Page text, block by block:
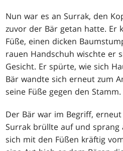
Nun war es an Surrak, den
zuvor der Bär getan hatte. Er
Füße, einen dicken
rauen Handschuh wischte er
Gesicht. Er spürte, wie sich
Bär wandte sich erneut zum
seine Füße gegen den Stamm.
Der Bär war im Begriff,
Surrak brüllte auf und sprang
sich mit den Füßen kräftig